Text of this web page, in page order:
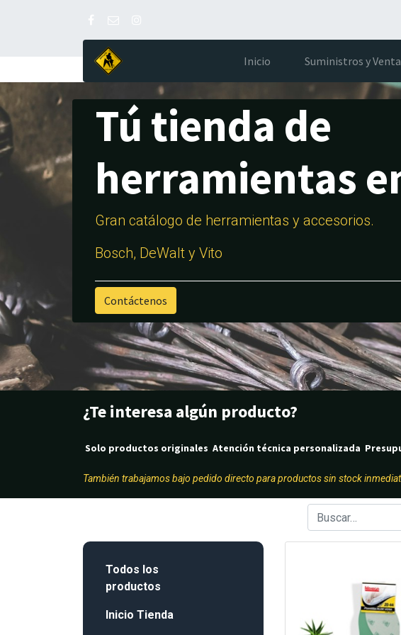
Inicio Suministros y Venta
Tú tienda de
herramientas
Gran catálogo de herramientas y accesorios.
Bosch, DeWalt y Vito
Contáctenos
¿Te interesa algún producto?
Solo productos originales Atención técnica personalizada
También trabajamos bajo pedido directo para productos sin stock
Todos los
productos
Inicio Tienda